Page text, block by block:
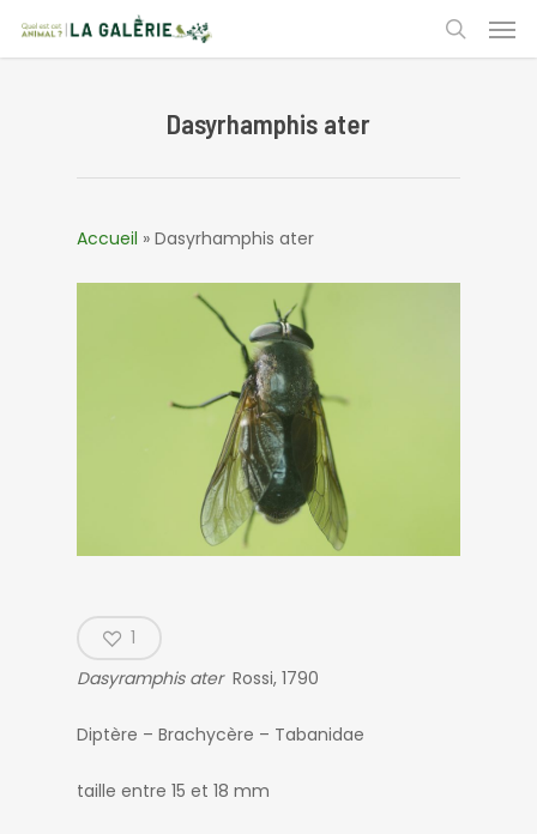
main
search
Dasyrhamphis ater
Accueil » Dasyrhamphis ater
1
Dasyramphis aterRossi, 1790
Diptère – Brachycère – Tabanidae
taille entre 15 et 18 mm